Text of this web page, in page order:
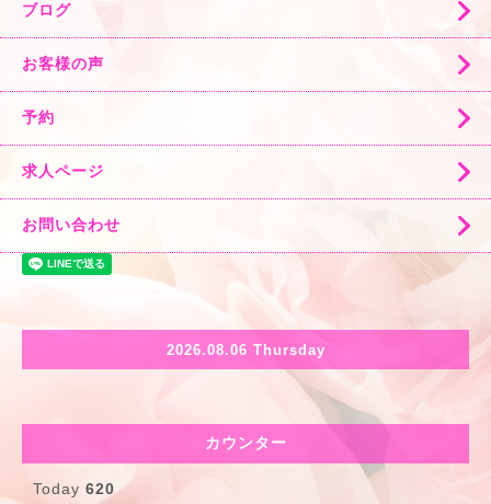
ブログ
お客様の声
予約
求人ページ
お問い合わせ
2026.08.06 Thursday
カウンター
Today 620